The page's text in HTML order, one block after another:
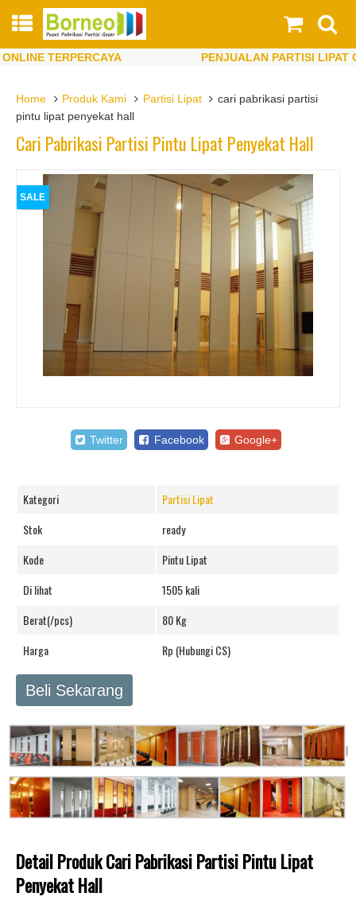
TERPERCAYA
PENJUALAN PARTISI LIPAT
Home
Produk Kami Partisi Lipat
cari pabrikasi partisi
pintu lipat penyekat hall
Cari Pabrikasi Partisi Pintu Lipat Penyekat Hall
SALE
Twitter Facebook Google+
Kategori
Partisi Lipat
Stok
ready
Kode
Pintu Lipat
Di lihat
1505 kali
Berat(/pcs)
80 Kg
Harga
Rp (Hubungi CS)
Beli Sekarang
Detail Produk Cari Pabrikasi Partisi Pintu Lipat
Penyekat Hall